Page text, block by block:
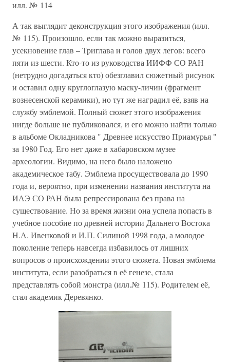
илл. № 114
А так выглядит деконструкция этого изображения (илл.
№ 115). Произошло, если так можно выразиться,
усекновение глав – Триглава и голов двух легов: всего
пяти из шести. Кто-то из руководства ИИФФ СО РАН
(нетрудно догадаться кто) обезглавил сюжетный рисунок
и оставил одну круглоглазую маску-личин (фрагмент
вознесенской керамики), но тут же наградил её, взяв на
службу эмблемой. Полный сюжет этого изображения
нигде больше не публиковался, и его можно найти только
в альбоме Окладникова " Древнее искусство Приамурья "
за 1980 Год. Его нет даже в хабаровском музее
археологии. Видимо, на него было наложено
академическое табу. Эмблема просуществовала до 1990
года и, вероятно, при изменении названия института на
ИАЭ СО РАН была репрессирована без права на
существование. Но за время жизни она успела попасть в
учебное пособие по древней истории Дальнего Востока
Н.А. Ивенковой и И.П. Силиной 1998 года, а молодое
поколение теперь навсегда избавилось от лишних
вопросов о происхождении этого сюжета. Новая эмблема
института, если разобраться в её генезе, стала
представлять собой монстра (илл.№ 115). Родителем её,
стал академик Деревянко.